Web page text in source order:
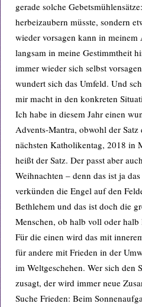
gerade solche
herbeizaubern müsste, sondern
wieder vorsagen kann in
langsam in meine Gestimmtheit
immer wieder sich selbst
wundert sich das Umfeld. Und
mir macht in den konkreten
Ich habe in diesem Jahr einen
Advents-Mantra, obwohl der
nächsten Katholikentag, 2018 in
heißt der Satz. Der passt aber
Weihnachten – denn das ist ja
verkünden die Engel auf den
Bethlehem und das ist doch die
Menschen, ob halb voll oder halb
Für die einen wird das mit
für andere mit Frieden in der
im Weltgeschehen. Wer sich den
zusagt, der wird immer neue
Suche Frieden: Beim